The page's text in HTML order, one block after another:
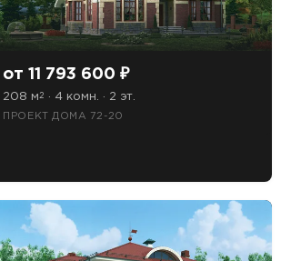
от 11 793 600 ₽
208 м2 · 4 комн. · 2 эт.
ПРОЕКТ ДОМА 72-20